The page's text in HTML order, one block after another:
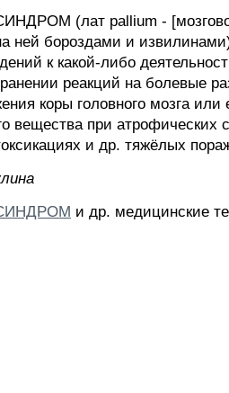
(лат pallium -
ней бороздами и
к какой-либо
реакций на болевые
коры головного мозга
вещества при
и др. тяжёлых
и др. медицинские